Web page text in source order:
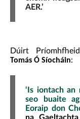
AER.’
Dúirt
Tomás Ó Síocháin:
‘Is iontach
seo buaite
Eoraip don